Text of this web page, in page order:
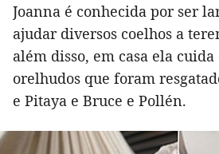
Joanna é conhecida por ser
ajudar diversos coelhos a
além disso, em casa ela
orelhudos que foram
e Pitaya e Bruce e Pollén.